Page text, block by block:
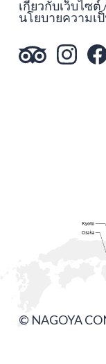
เกี่ยวกับเว็บไซต์
นโยบายความเ
© NAGOYA